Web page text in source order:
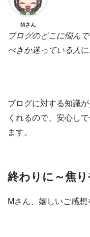
Mさん
ブログのどこに悩ん
べきか迷っている人
ブログに対する知識
くれるので、安心し
ます。
終わりに～焦
Mさん、嬉しいご感想